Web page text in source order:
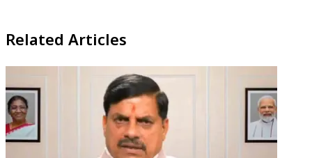
Related Articles